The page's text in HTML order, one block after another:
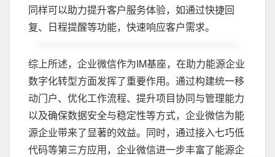
同样可以助力提升客户服务体验，如通过快捷回
复、日程提醒等功能，快速响应客户需求。
综上所述，企业微信作为IM基座，在助力能源企业
数字化转型方面发挥了重要作用。通过构建统一移
动门户、优化工作流程、提升项目协同与管理能力
以及确保数据安全与稳定性等方式，企业微信为能
源企业带来了显著的效益。同时，通过接入七巧低
代码等第三方应用，企业微信进一步丰富了能源企